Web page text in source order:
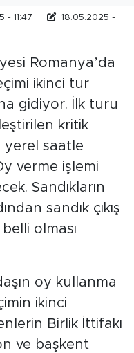
- 11:47
18.05.2025 -
Romanya’da
ikinci tur
gidiyor. İlk turu
kritik
yerel saatle
verme işlemi
Sandıkların
sandık çıkış
olması
oy kullanma
ikinci
Birlik İttifakı
ve başkent